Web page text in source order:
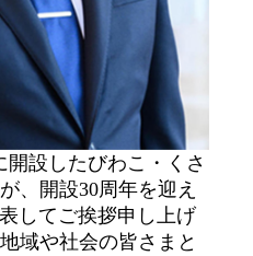
開設したびわこ・くさ
、開設30周年を迎え
してご挨拶申し上げ
域や社会の皆さまと